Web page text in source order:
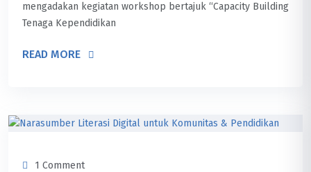
mengadakan kegiatan workshop bertajuk “Capacity Building
Tenaga Kependidikan
READ MORE
1 Comment